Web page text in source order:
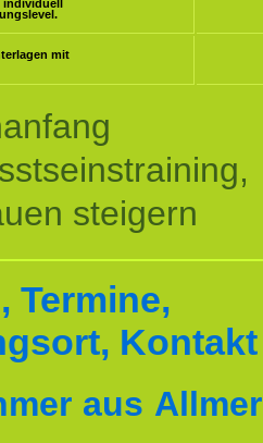
individuell
mit
steigern
Termine,
Kontakt
aus